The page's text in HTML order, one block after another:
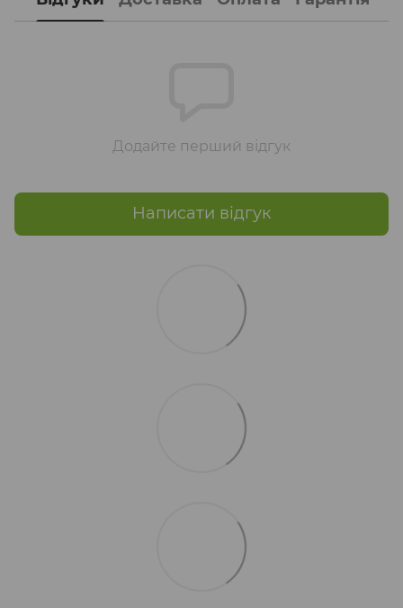
Додайте перший відгук
Написати відгук